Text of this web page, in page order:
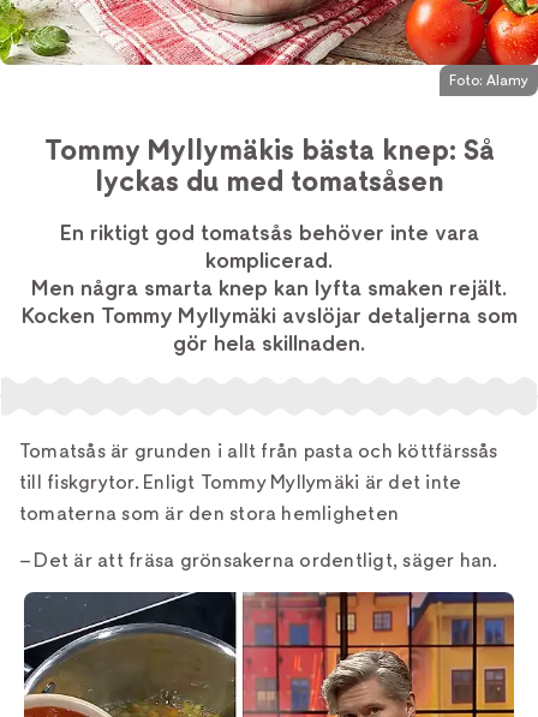
Foto: Alamy
Tommy Myllymäkis bästa knep: Så
lyckas du med tomatsåsen
En riktigt god tomatsås behöver inte vara
komplicerad.
Men några smarta knep kan lyfta smaken rejält.
Kocken Tommy Myllymäki avslöjar detaljerna som
gör hela skillnaden.
Tomatsås är grunden i allt från pasta och köttfärssås
till fiskgrytor. Enligt Tommy Myllymäki är det inte
tomaterna som är den stora hemligheten
– Det är att fräsa grönsakerna ordentligt, säger han.